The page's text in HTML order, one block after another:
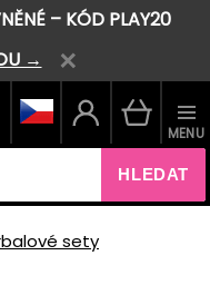
– KÓD PLAY20
→
HLEDAT
MENU
sety